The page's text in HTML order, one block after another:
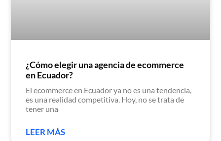
¿Cómo elegir una agencia de ecommerce
en Ecuador?
El ecommerce en Ecuador ya no es una tendencia,
es una realidad competitiva. Hoy, no se trata de
tener una
LEER MÁS